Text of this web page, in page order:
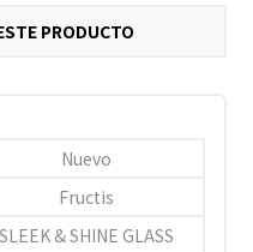
PRODUCTO
Nuevo
Fructis
SLEEK & SHINE GLASS